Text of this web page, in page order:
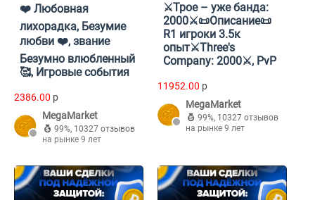
❤️ Любовная
лихорадка, Безумие
любви ❤️, звание
Безумно влюбленный
🥰, Игровые события
2386.00 p
MegaMarket
99%, 10327 отзывов
на рынке 9 лет
⚔️Трое – уже банда:
2000⚔️📜Описание📜
R1 игроки 3.5к
опыт⚔️Three's
Company: 2000⚔️, PvP
11952.00 p
MegaMarket
99%, 10327 отзывов
на рынке 9 лет